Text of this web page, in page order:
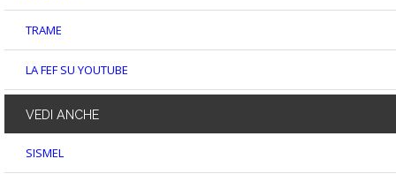
TRAME
LA FEF SU YOUTUBE
VEDI ANCHE
SISMEL